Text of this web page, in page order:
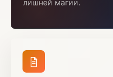
лишней магии.